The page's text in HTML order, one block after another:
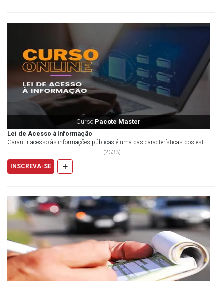
Curso Pacote Master
Lei de Acesso à Informação
Garantir acesso às informações públicas é uma das características dos est...
(2333)
INSCREVA-SE
+